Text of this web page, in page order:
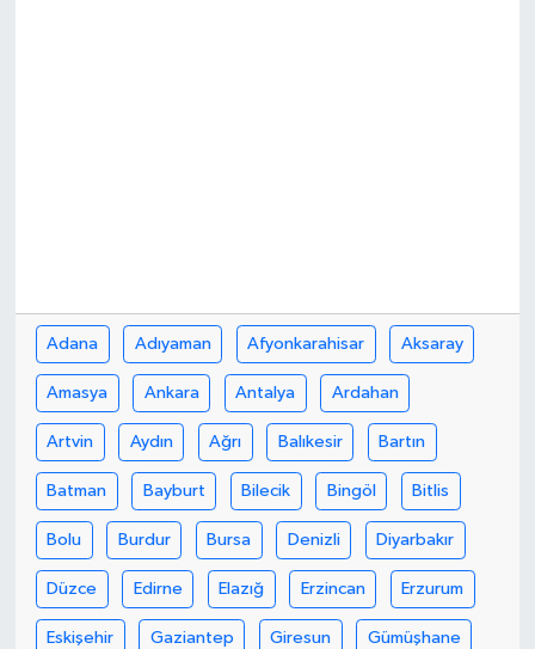
Adana Adıyaman Afyonkarahisar Aksaray
Amasya Ankara Antalya Ardahan
Artvin Aydın Ağrı Balıkesir Bartın
Batman Bayburt Bilecik Bingöl Bitlis
Bolu Burdur Bursa Denizli Diyarbakır
Düzce Edirne Elazığ Erzincan Erzurum
Eskişehir Gaziantep Giresun Gümüşhane